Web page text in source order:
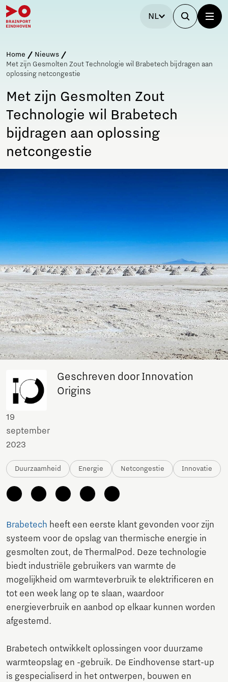
NL
Home
Nieuws
Met zijn Gesmolten Zout Technologie wil Brabetech bijdragen aan
oplossing netcongestie
Met zijn Gesmolten Zout
Technologie wil Brabetech
bijdragen aan oplossing
netcongestie
Geschreven door Innovation
Origins
19
september
2023
Duurzaamheid Energie Netcongestie Innovatie
Brabetech heeft een eerste klant gevonden voor zijn
systeem voor de opslag van thermische energie in
gesmolten zout, de ThermalPod. Deze technologie
biedt industriële gebruikers van warmte de
mogelijkheid om warmteverbruik te elektrificeren en
tot een week lang op te slaan, waardoor
energieverbruik en aanbod op elkaar kunnen worden
afgestemd.
Brabetech ontwikkelt oplossingen voor duurzame
warmteopslag en -gebruik. De Eindhovense start-up
is gespecialiserd in het ontwerpen, bouwen en